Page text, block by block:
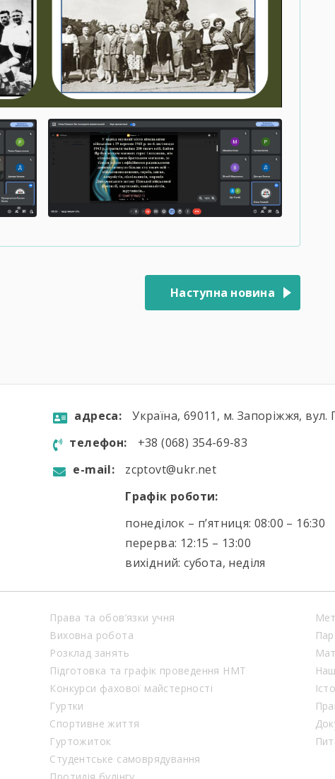
Наступна новина
aдресa:
Україна, 69011, м. Запоріжжя, вул.
телефон:
+38 (068) 354-69-83
e-mail:
zcptovt@ukr.net
Графік роботи:
понеділок – п’ятниця: 08:00 – 16:30
перерва: 12:15 – 13:00
вихідний: субота, неділя
Права та обов’язки учня
Виховна робота
Розклад занять
Підготовка та графік проведення НМТ
Конкурси фахової майстерності
Гуртки
Спортивне життя
Гуртожиток
Студентське самоврядування